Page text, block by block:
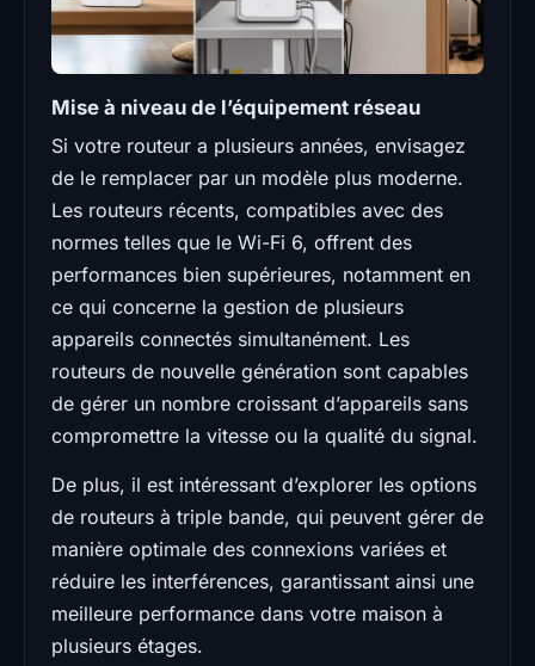
Mise à niveau de l’équipement réseau
Si votre routeur a plusieurs années, envisagez
de le remplacer par un modèle plus moderne.
Les routeurs récents, compatibles avec des
normes telles que le Wi-Fi 6, offrent des
performances bien supérieures, notamment en
ce qui concerne la gestion de plusieurs
appareils connectés simultanément. Les
routeurs de nouvelle génération sont capables
de gérer un nombre croissant d’appareils sans
compromettre la vitesse ou la qualité du signal.
De plus, il est intéressant d’explorer les options
de routeurs à triple bande, qui peuvent gérer de
manière optimale des connexions variées et
réduire les interférences, garantissant ainsi une
meilleure performance dans votre maison à
plusieurs étages.